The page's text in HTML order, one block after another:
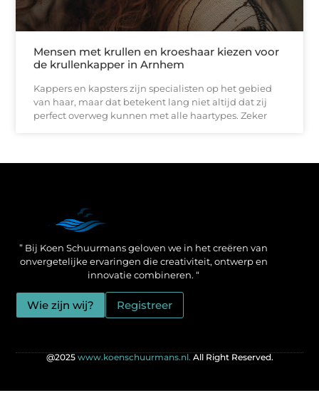
Mensen met krullen en kroeshaar kiezen voor
de krullenkapper in Arnhem
Kappers en kapsters zijn specialisten op het gebied
van haar, maar dat betekent lang niet altijd dat zij
perfect overweg kunnen met alle haartypes. Zeker
” Bij Koen Schuurmans geloven we in het creëren van
onvergetelijke ervaringen die creativiteit, ontwerp en
innovatie combineren. “
Wie zijn wij? Registreer
@2025 www.koenschuurmans.nl. All Right Reserved.